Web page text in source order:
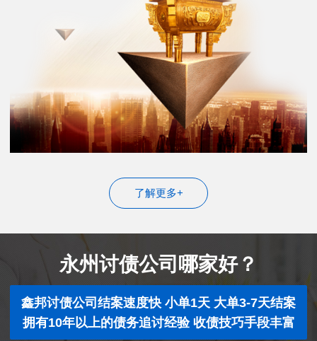
了解更多+
永州讨债公司哪家好？
鑫邦讨债公司结案速度快 小单1天 大单3-7天结案
拥有10年以上的债务追讨经验 收债技巧手段丰富